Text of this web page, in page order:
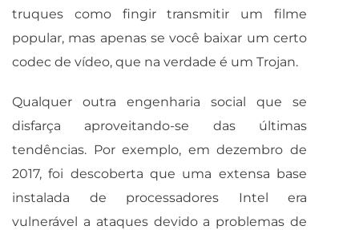
truques como fingir transmitir um filme
popular, mas apenas se você baixar um certo
codec de vídeo, que na verdade é um Trojan.
Qualquer outra engenharia social que se
disfarça aproveitando-se das últimas
tendências. Por exemplo, em dezembro de
2017, foi descoberta que uma extensa base
instalada de processadores Intel era
vulnerável a ataques devido a problemas de